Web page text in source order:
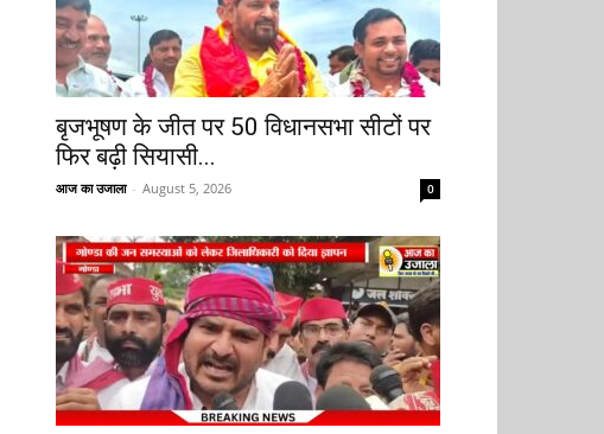
बृजभूषण के जीत पर 50 विधानसभा सीटों पर
फिर बढ़ी सियासी...
आज का उजाला - August 5, 2026 0